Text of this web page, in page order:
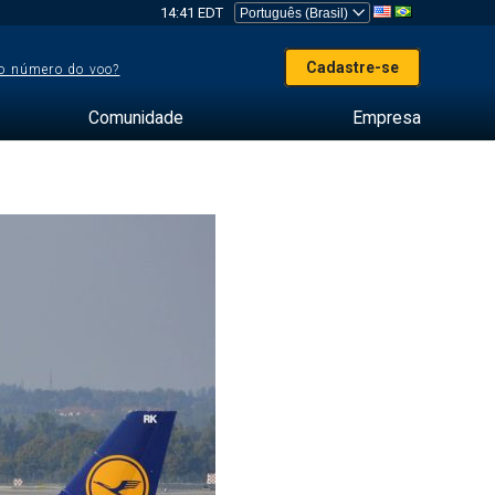
14:41 EDT
número do voo? Cadastre-se
Comunidade Empresa